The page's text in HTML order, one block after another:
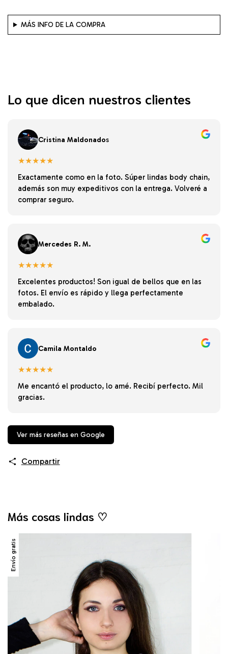
MÁS INFO DE LA COMPRA
Lo que dicen nuestros clientes
Cristina Maldonados
★★★★★
Exactamente como en la foto. Súper lindas body chain,
además son muy expeditivos con la entrega. Volveré a
comprar seguro.
Mercedes R. M.
★★★★★
Excelentes productos! Son igual de bellos que en las
fotos. El envío es rápido y llega perfectamente
embalado.
Camila Montaldo
★★★★★
Me encantó el producto, lo amé. Recibí perfecto. Mil
gracias.
Ver más reseñas en Google
Compartir
Más cosas lindas ♡
Envío gratis